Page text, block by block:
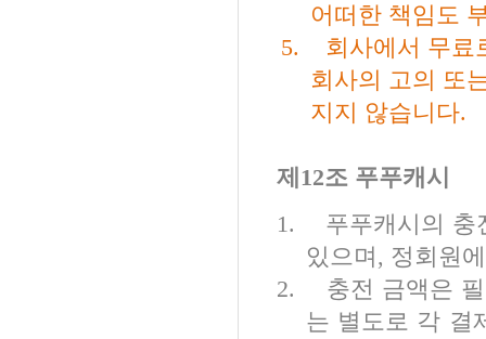
어떠한 책임도
5.
회사에서 무료
회사의 고의 또
지지 않습니다.
제 12조 푸푸캐시
1.
푸푸캐시의 충
있으며 , 정회원
2.
충전 금액은
는 별도로 각 결